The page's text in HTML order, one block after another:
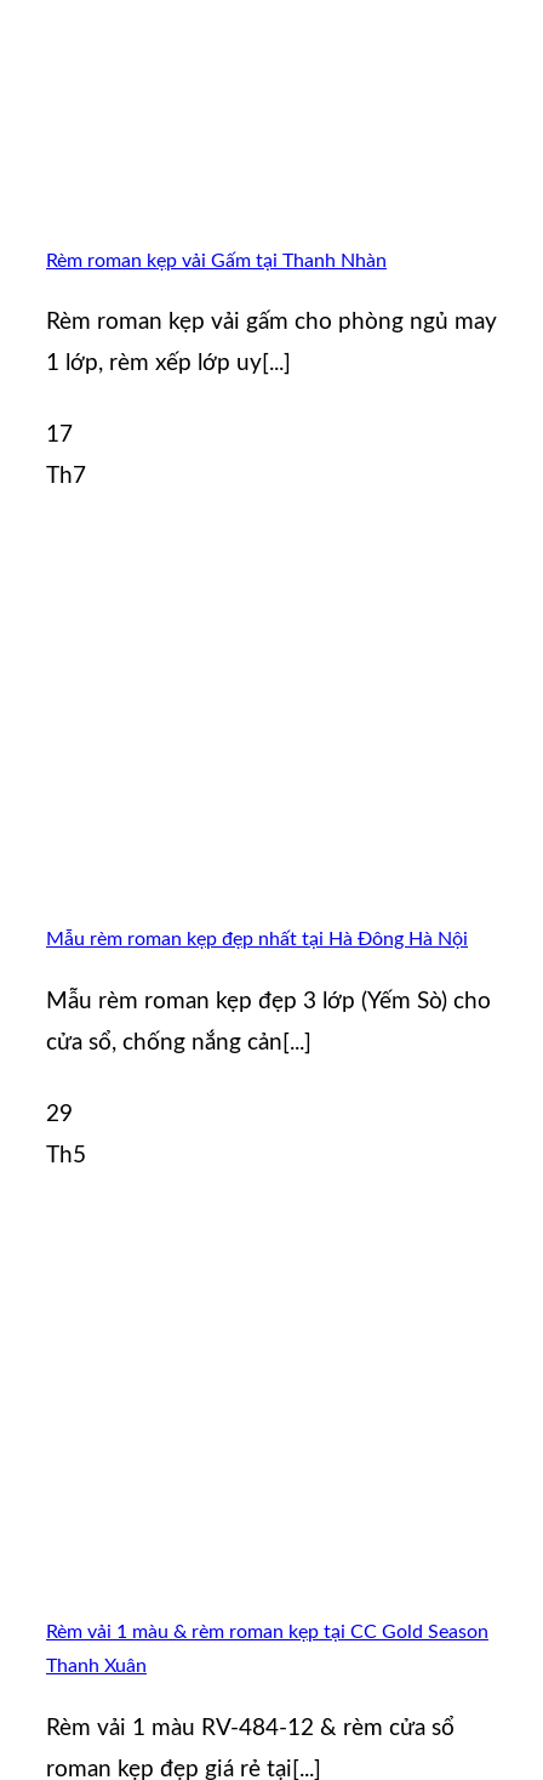
Rèm roman kẹp vải Gấm tại Thanh Nhàn
Rèm roman kẹp vải gấm cho phòng ngủ may
1 lớp, rèm xếp lớp uy[...]
17
Th7
Mẫu rèm roman kẹp đẹp nhất tại Hà Đông Hà Nội
Mẫu rèm roman kẹp đẹp 3 lớp (Yếm Sò) cho
cửa sổ, chống nắng cản[...]
29
Th5
Rèm vải 1 màu & rèm roman kẹp tại CC Gold Season
Thanh Xuân
Rèm vải 1 màu RV-484-12 & rèm cửa sổ
roman kẹp đẹp giá rẻ tại[...]